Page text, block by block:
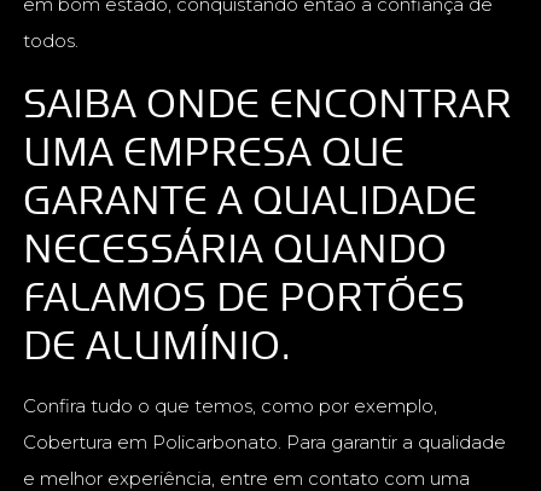
todos.
SAIBA ONDE ENCONTRAR
UMA EMPRESA QUE
GARANTE A QUALIDADE
NECESSÁRIA QUANDO
FALAMOS DE PORTÕES
DE ALUMÍNIO.
Confira tudo o que temos, como por exemplo,
Cobertura em Policarbonato. Para garantir a qualidade
e melhor experiência, entre em contato com uma